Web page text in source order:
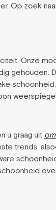
Op zoek
Onze
gehouden.
u graag uit
trends,